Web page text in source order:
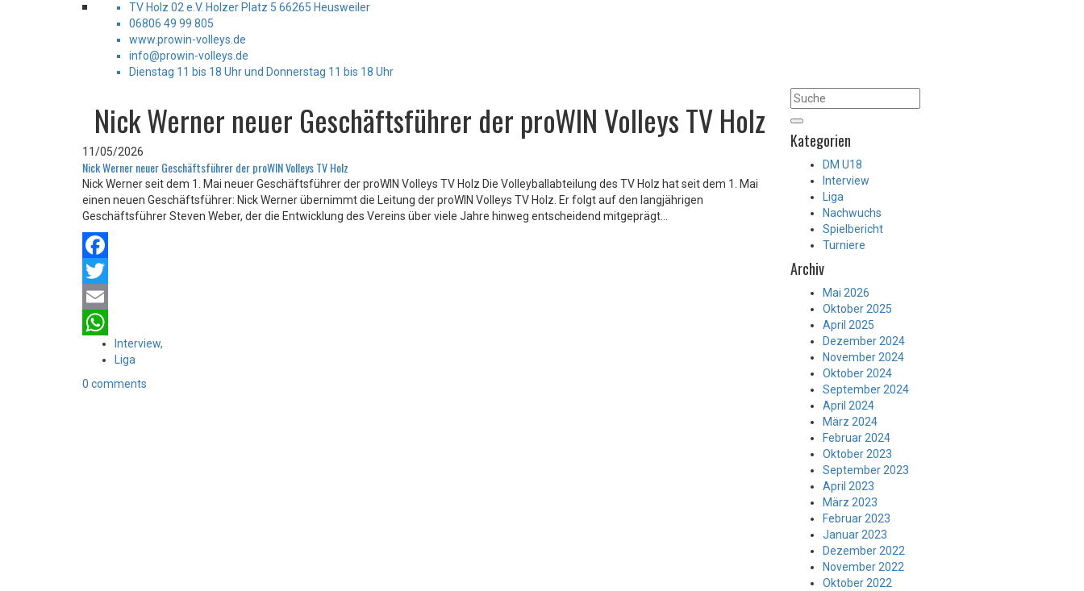
TV Holz 02 e.V. Holzer Platz 5 66265 Heusweiler
06806 49 99 805
www.prowin-volleys.de
info@prowin-volleys.de
Dienstag 11 bis 18 Uhr und Donnerstag 11 bis 18 Uhr
Nick Werner neuer Geschäftsführer der proWIN Volleys TV Holz
11/05/2026
Nick Werner neuer Geschäftsführer der proWIN Volleys TV Holz
Nick Werner seit dem 1. Mai neuer Geschäftsführer der proWIN Volleys TV Holz Die Volleyballabteilung des TV Holz hat seit dem 1. Mai
einen neuen Geschäftsführer: Nick Werner übernimmt die Leitung der proWIN Volleys TV Holz. Er folgt auf den langjährigen
Geschäftsführer Steven Weber, der die Entwicklung des Vereins über viele Jahre hinweg entscheidend mitgeprägt…
Facebook
Twitter
Email
WhatsAppInterview,
Liga
0 comments
Kategorien
DM U18
Interview
Liga
Nachwuchs
Spielbericht
Turniere
Archiv
Mai 2026
Oktober 2025
April 2025
Dezember 2024
November 2024
Oktober 2024
September 2024
April 2024
März 2024
Februar 2024
Oktober 2023
September 2023
April 2023
März 2023
Februar 2023
Januar 2023
Dezember 2022
November 2022
Oktober 2022